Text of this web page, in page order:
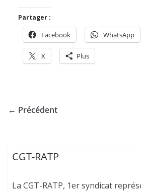
Partager :
Facebook WhatsApp
X Plus
← Précédent
CGT-RATP
La CGT-RATP, 1er syndicat